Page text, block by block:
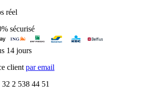
réel
sécurisé
14 jours
clientpar email
2 538 44 51